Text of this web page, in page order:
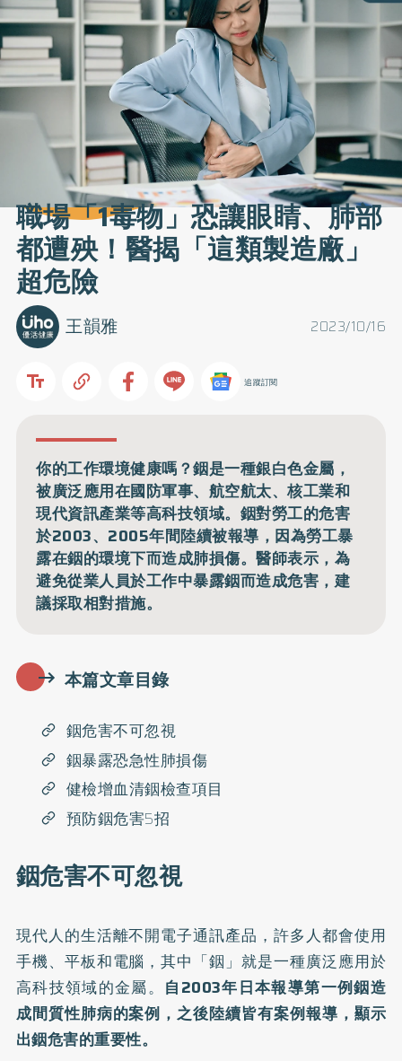
職場「1毒物」恐讓眼睛、肺部
都遭殃！醫揭「這類製造廠」
超危險
2023/10/16
王韻雅
追蹤訂閱
你的工作環境健康嗎？銦是一種銀白色金屬，
被廣泛應用在國防軍事、航空航太、核工業和
現代資訊產業等高科技領域。銦對勞工的危害
於2003、2005年間陸續被報導，因為勞工暴
露在銦的環境下而造成肺損傷。醫師表示，為
避免從業人員於工作中暴露銦而造成危害，建
議採取相對措施。
本篇文章目錄
銦危害不可忽視
銦暴露恐急性肺損傷
健檢增血清銦檢查項目
預防銦危害5招
銦危害不可忽視
現代人的生活離不開電子通訊產品，許多人都會使用
手機、平板和電腦，其中「銦」就是一種廣泛應用於
高科技領域的金屬。 自2003年日本報導第一例銦造
成間質性肺病的案例，之後陸續皆有案例報導，顯示
出銦危害的重要性。